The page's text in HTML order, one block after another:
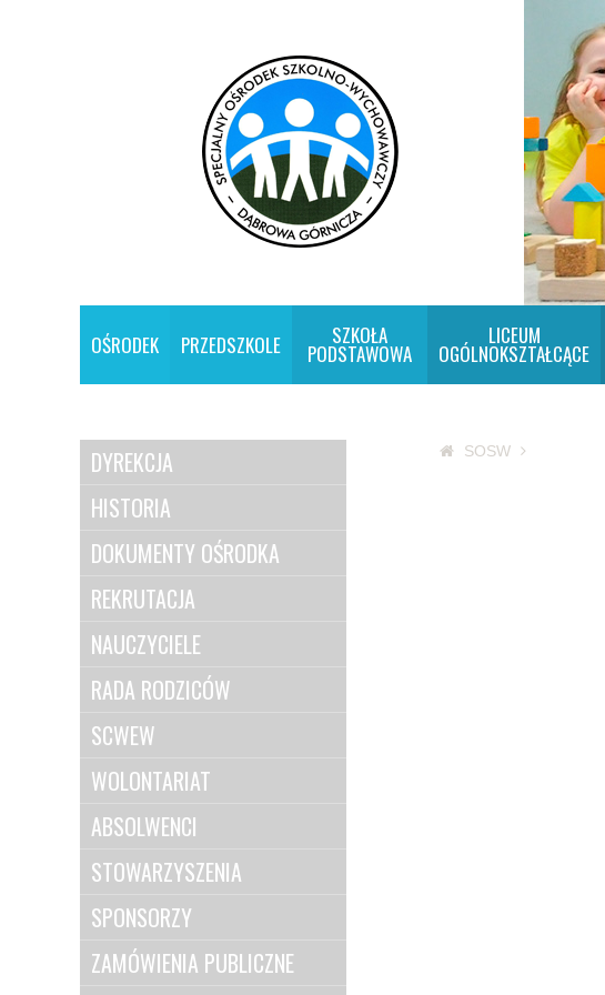
OŚRODEK PRZEDSZKOLE SZKOŁA
PODSTAWOWA
LICEUM
OGÓLNOKSZTAŁCĄCE
DYREKCJA
HISTORIA
DOKUMENTY OŚRODKA
REKRUTACJA
NAUCZYCIELE
RADA RODZICÓW
SCWEW
WOLONTARIAT
ABSOLWENCI
STOWARZYSZENIA
SPONSORZY
ZAMÓWIENIA PUBLICZNE
SOSW